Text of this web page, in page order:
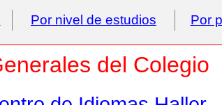
Por nivel de estudios Por
del Colegio